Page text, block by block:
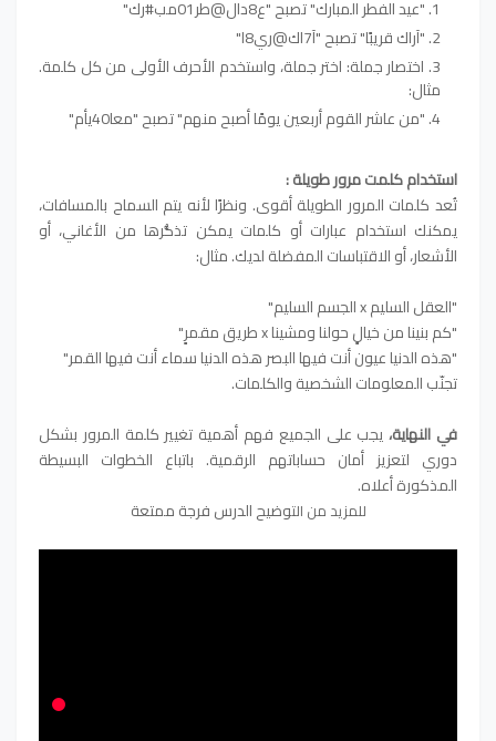
"عيد الفطر المبارك" تصبح "ع8دال@طر01مب#رك"
"آراك قريبًا" تصبح "آ7اك@ري8ا"
اختصار جملة: اختر جملة، واستخدم الأحرف الأولى من كل كلمة.
مثال:
"من عاشر القوم أربعين يومًا أصبح منهم" تصبح "معا40يأم"
استخدام كلمت مرور طويلة :
تُعد كلمات المرور الطويلة أقوى. ونظرًا لأنه يتم السماح بالمسافات،
يمكنك استخدام عبارات أو كلمات يمكن تذكُّرها من الأغاني، أو
الأشعار، أو الاقتباسات المفضلة لديك. مثال:
"العقل السليم x الجسم السليم"
"كم بنينا من خيالٍ حولنا ومشينا x طريق مقمرٍ"
"هذه الدنيا عيون أنت فيها البصر هذه الدنيا سماء أنت فيها القمر"
تجنّب المعلومات الشخصية والكلمات.
في النهاية،يجب على الجميع فهم أهمية تغيير كلمة المرور بشكل
دوري لتعزيز أمان حساباتهم الرقمية. باتباع الخطوات البسيطة
المذكورة أعلاه.
للمزيد من التوضيح الدرس فرجة ممتعة